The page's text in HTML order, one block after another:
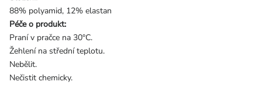
88% polyamid, 12% elastan
Péče o produkt:
Praní v pračce na 30°C.
Žehlení na střední teplotu.
Nebělit.
Nečistit chemicky.